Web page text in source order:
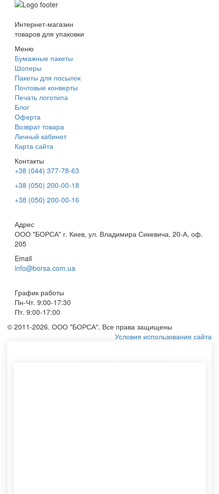
Интернет-магазин
товаров для упаковки
Меню
Бумажные пакеты
Шоперы
Пакеты для посылок
Почтовые конверты
Печать логотипа
Блог
Оферта
Возврат товара
Личный кабинет
Карта сайта
Контакты
+38 (044) 377-78-63
+38 (050) 200-00-18
+38 (050) 200-00-16
Адрес
ООО "БОРСА" г. Киев, ул. Владимира Сикевича, 20-А, оф.
205
Email
info@borsa.com.ua
График работы
Пн-Чт. 9:00-17:30
Пт. 9:00-17:00
© 2011-2026. ООО "БОРСА". Все права защищены
Условия использования сайта